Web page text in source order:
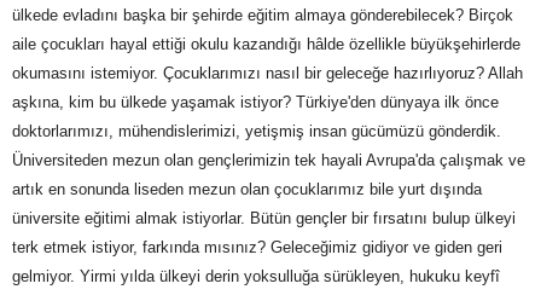
ülkede evladını başka bir şehirde eğitim almaya gönderebilecek? Birçok
aile çocukları hayal ettiği okulu kazandığı hâlde özellikle büyükşehirlerde
okumasını istemiyor. Çocuklarımızı nasıl bir geleceğe hazırlıyoruz? Allah
aşkına, kim bu ülkede yaşamak istiyor? Türkiye'den dünyaya ilk önce
doktorlarımızı, mühendislerimizi, yetişmiş insan gücümüzü gönderdik.
Üniversiteden mezun olan gençlerimizin tek hayali Avrupa'da çalışmak ve
artık en sonunda liseden mezun olan çocuklarımız bile yurt dışında
üniversite eğitimi almak istiyorlar. Bütün gençler bir fırsatını bulup ülkeyi
terk etmek istiyor, farkında mısınız? Geleceğimiz gidiyor ve giden geri
gelmiyor. Yirmi yılda ülkeyi derin yoksulluğa sürükleyen, hukuku keyfî